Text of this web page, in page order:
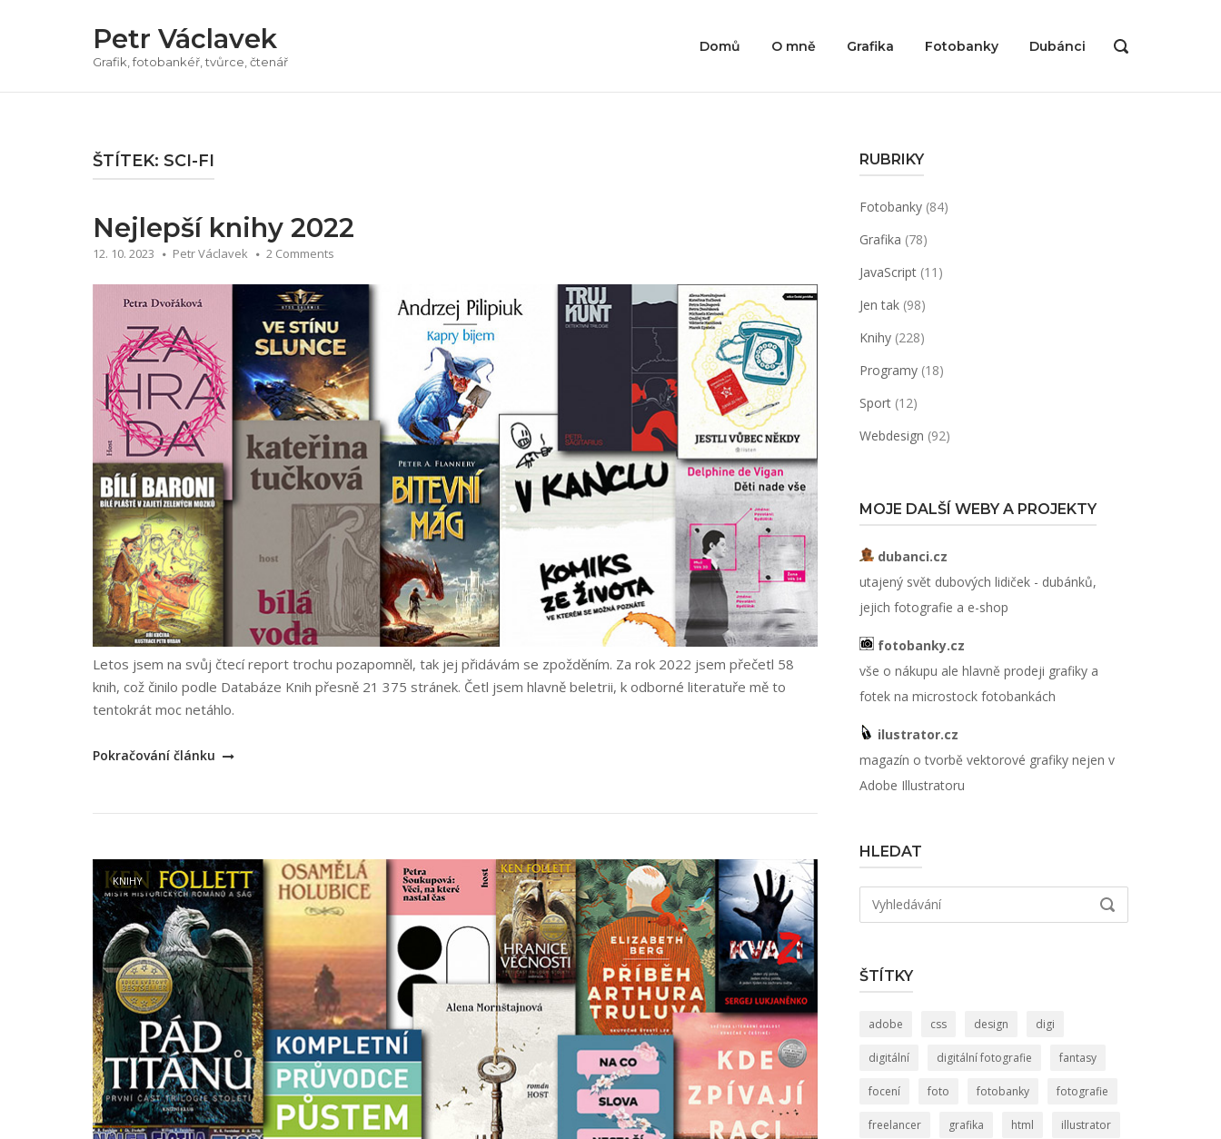
Petr Václavek
Grafik, fotobankéř, tvůrce, čtenář
Domů O mně Grafika Fotobanky Dubánci
OPEN
ŠTÍTEK: SCI-FI
Nejlepší knihy 2022
12. 10. 2023 Petr Václavek 2 Comments
Letos jsem na svůj čtecí report trochu pozapomněl, tak jej přidávám se zpožděním. Za rok 2022 jsem přečetl 58
knih, což činilo podle Databáze Knih přesně 21 375 stránek. Četl jsem hlavně beletrii, k odborné literatuře mě to
tentokrát moc netáhlo.
„Nejlepší
Pokračování článku
KNIHY
Open post
RUBRIKY
Fotobanky(84)
Grafika (78)
JavaScript(11)
Jen tak(98)
Knihy(228)
Programy(18)
Sport(12)
Webdesign (92)
MOJE DALŠÍ WEBY A PROJEKTY
dubanci.cz
utajený svět dubových lidiček - dubánků,
jejich fotografie a e-shop
fotobanky.cz
vše o nákupu ale hlavně prodeji grafiky a
fotek na microstock fotobankách
ilustrator.cz
magazín o tvorbě vektorové grafiky nejen v
Adobe Illustratoru
HLEDAT
Hledat:
VYHLEDÁVÁNÍ
ŠTÍTKY
adobe css design digi
digitální digitální fotografie fantasy
focení foto fotobanky fotografie
freelancer grafika html illustrator